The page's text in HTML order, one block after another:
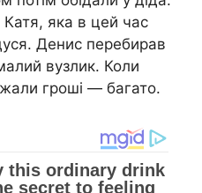
яка в цей час
Денис перебирав
вузлик. Коли
гроші — багато.